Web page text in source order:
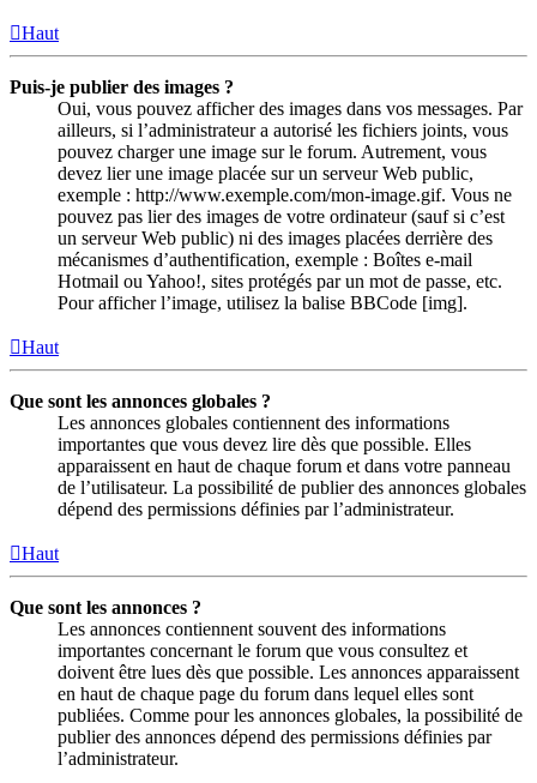
Haut
Puis-je publier des images ?
Oui, vous pouvez afficher des images dans vos messages. Par
ailleurs, si l’administrateur a autorisé les fichiers joints, vous
pouvez charger une image sur le forum. Autrement, vous
devez lier une image placée sur un serveur Web public,
exemple : http://www.exemple.com/mon-image.gif. Vous ne
pouvez pas lier des images de votre ordinateur (sauf si c’est
un serveur Web public) ni des images placées derrière des
mécanismes d’authentification, exemple : Boîtes e-mail
Hotmail ou Yahoo!, sites protégés par un mot de passe, etc.
Pour afficher l’image, utilisez la balise BBCode [img].
Haut
Que sont les annonces globales ?
Les annonces globales contiennent des informations
importantes que vous devez lire dès que possible. Elles
apparaissent en haut de chaque forum et dans votre panneau
de l’utilisateur. La possibilité de publier des annonces globales
dépend des permissions définies par l’administrateur.
Haut
Que sont les annonces ?
Les annonces contiennent souvent des informations
importantes concernant le forum que vous consultez et
doivent être lues dès que possible. Les annonces apparaissent
en haut de chaque page du forum dans lequel elles sont
publiées. Comme pour les annonces globales, la possibilité de
publier des annonces dépend des permissions définies par
l’administrateur.